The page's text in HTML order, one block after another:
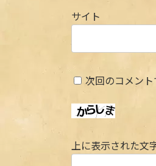
サイト
次回のコメン
上に表示された文